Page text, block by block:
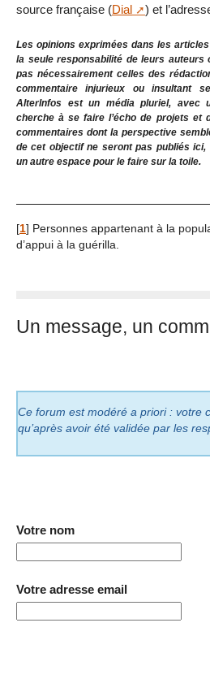
source française (Dial ) et
Les opinions exprimées dans les
la seule responsabilité de leurs auteurs
pas nécessairement celles des
commentaire injurieux ou insultant
AlterInfos est un média pluriel, avec
cherche à se faire l’écho de projets et
commentaires dont la perspective
de cet objectif ne seront pas publiés
un autre espace pour le faire sur la toile.
[1] Personnes appartenant à la
d’appui à la guérilla.
Un message, un
Ce forum est modéré a priori : votre
qu’après avoir été validée par les
Votre nom
Votre adresse email